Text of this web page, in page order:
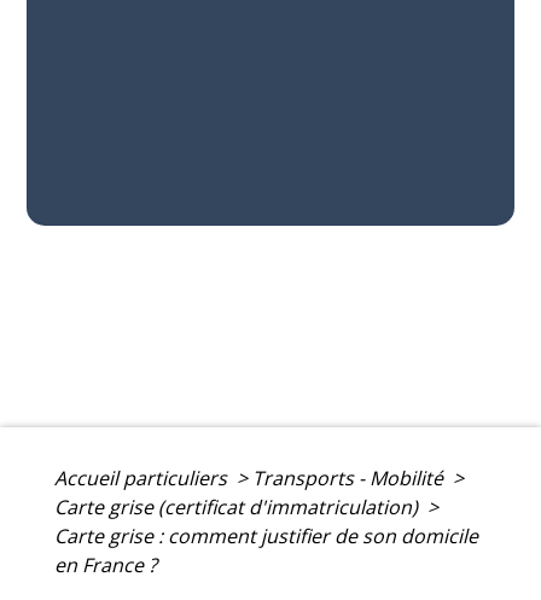
Accueil particuliers > Transports - Mobilité >
Carte grise (certificat d'immatriculation) >
Carte grise : comment justifier de son domicile
en France ?